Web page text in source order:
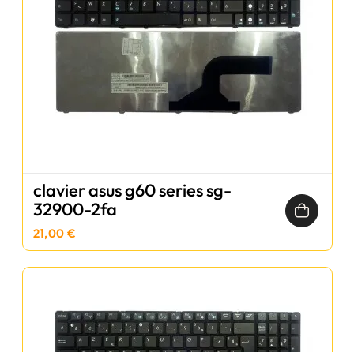
clavier asus g60 series sg-
32900-2fa
21,00 €